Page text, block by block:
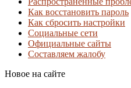
Как восстановить пароль
Как сбросить настройки
Социальные сети
Официальные сайты
Составляем жалобу
Новое на сайте